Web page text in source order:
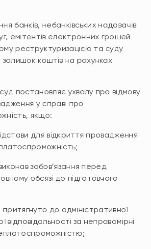
банків, небанківських надавачів
емітентів електронних грошей
реструктуризацією та суду
коштів на рахунках
постановляє ухвалу про відмову
у справі про
якщо:
для відкриття провадження
зобов’язання перед
обсязі до підготовчого
до адміністративної
відповідальності за неправомірні